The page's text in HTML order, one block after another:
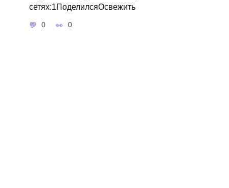
сетях:1ПоделилсяОсвежить
0 0